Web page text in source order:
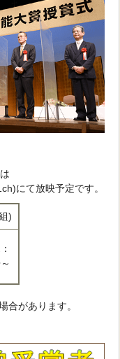
にて放映予定です。
)
合があります。